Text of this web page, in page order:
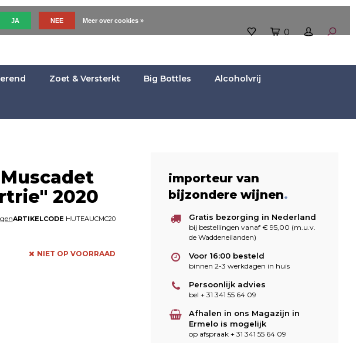
0
Zoet & Versterkt Big Bottles Alcoholvrij
2020
ARTIKELCODEHUTEAUCMC20
NIET OP VOORRAAD
importeur van
bijzondere wijnen.
Gratis bezorging in Nederland
bij bestellingen vanaf € 95,00 (m.u.v.
de Waddeneilanden)
Voor 16:00 besteld
binnen 2-3 werkdagen in huis
Persoonlijk advies
bel + 31 341 55 64 09
Afhalen in ons Magazijn in
Ermelo is mogelijk
op afspraak + 31 341 55 64 09
JA NEE Meer over cookies »